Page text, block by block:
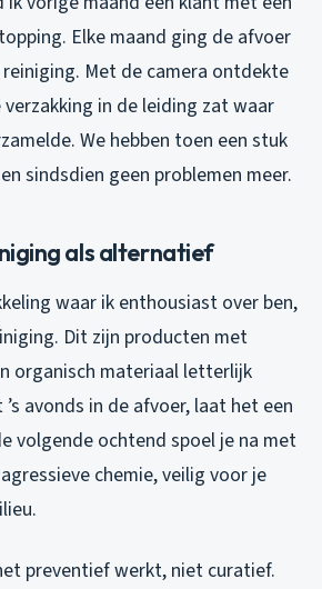
Elke maand ging de afvoer
Met de camera ontdekte
in de leiding zat waar
We hebben toen een stuk
sindsdien geen problemen meer.
als alternatief
waar ik enthousiast over ben,
Dit zijn producten met
organisch materiaal letterlijk
avonds in de afvoer, laat het een
volgende ochtend spoel je na met
chemie, veilig voor je
preventief werkt, niet curatief.